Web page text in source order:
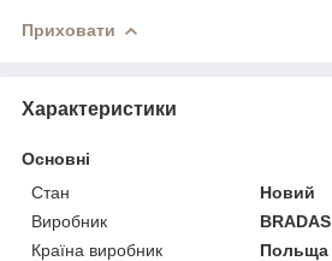
Приховати
Характеристики
Основні
Стан
Новий
Виробник
BRADAS
Країна виробник
Польща